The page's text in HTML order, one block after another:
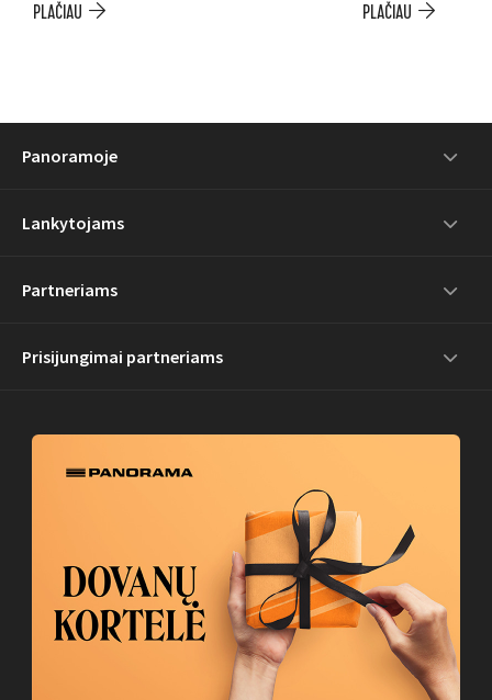
PLAČIAU PLAČIAU
Panoramoje
Lankytojams
Partneriams
Prisijungimai partneriams